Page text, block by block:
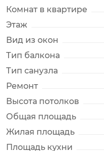
Комнат в квартире
Этаж
Вид из окон
Тип балкона
Тип санузла
Ремонт
Высота потолков
Общая площадь
Жилая площадь
Площадь кухни